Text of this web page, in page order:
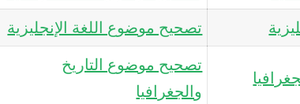
تصحيح موضوع اللغة الإنجليزية
تصحيح موضوع التاريخ
والجغرافيا